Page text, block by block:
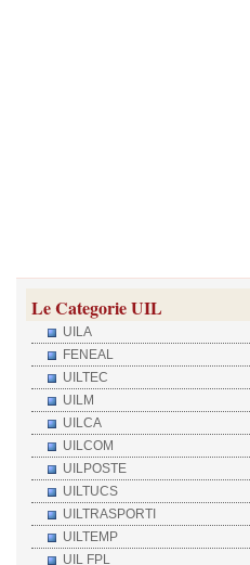
Le Categorie UIL
UILA
FENEAL
UILTEC
UILM
UILCA
UILCOM
UILPOSTE
UILTUCS
UILTRASPORTI
UILTEMP
UIL FPL